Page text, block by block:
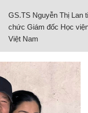
GS.TS Nguyễn Thị Lan
chức Giám đốc Học
Việt Nam